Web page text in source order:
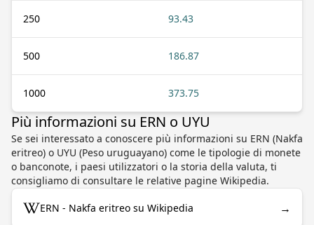
250 93.43
500 186.87
1000 373.75
Più informazioni su ERN o UYU
Se sei interessato a conoscere più informazioni su ERN (Nakfa
eritreo) o UYU (Peso uruguayano) come le tipologie di monete
o banconote, i paesi utilizzatori o la storia della valuta, ti
consigliamo di consultare le relative pagine Wikipedia.
ERN - Nakfa eritreo su Wikipedia →